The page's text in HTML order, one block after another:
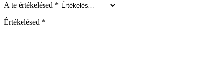
A te értékelésed *
Értékelésed *